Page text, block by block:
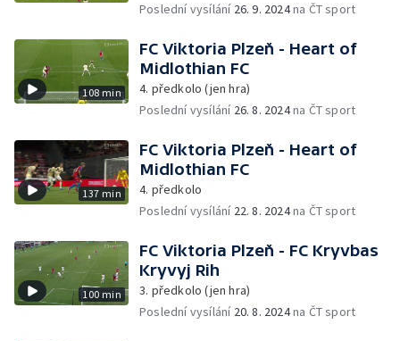
Poslední vysílání 26. 9. 2024na ČT sport
108 min
FC Viktoria Plzeň - Heart of
Midlothian FC
4. předkolo (jen hra)
Poslední vysílání 26. 8. 2024na ČT sport
137 min
FC Viktoria Plzeň - Heart of
Midlothian FC
4. předkolo
Poslední vysílání 22. 8. 2024na ČT sport
100 min
FC Viktoria Plzeň - FC Kryvbas
Kryvyj Rih
3. předkolo (jen hra)
Poslední vysílání 20. 8. 2024na ČT sport